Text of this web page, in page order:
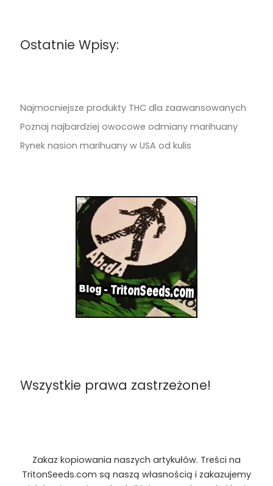
Ostatnie Wpisy:
Najmocniejsze produkty THC dla zaawansowanych
Poznaj najbardziej owocowe odmiany marihuany
Rynek nasion marihuany w USA od kulis
Wszystkie prawa zastrzeżone!
Zakaz kopiowania naszych artykułów. Treści na
TritonSeeds.com są naszą własnością i zakazujemy